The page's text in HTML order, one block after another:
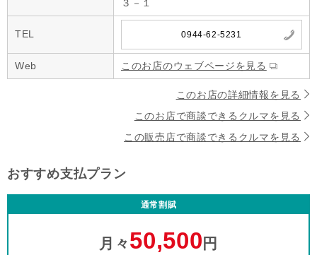
３－１
TEL 0944-62-5231
Web このお店のウェブページを見る
このお店の詳細情報を見る
このお店で商談できるクルマを見る
この販売店で商談できるクルマを見る
おすすめ支払プラン
通常割賦
月々50,500 円